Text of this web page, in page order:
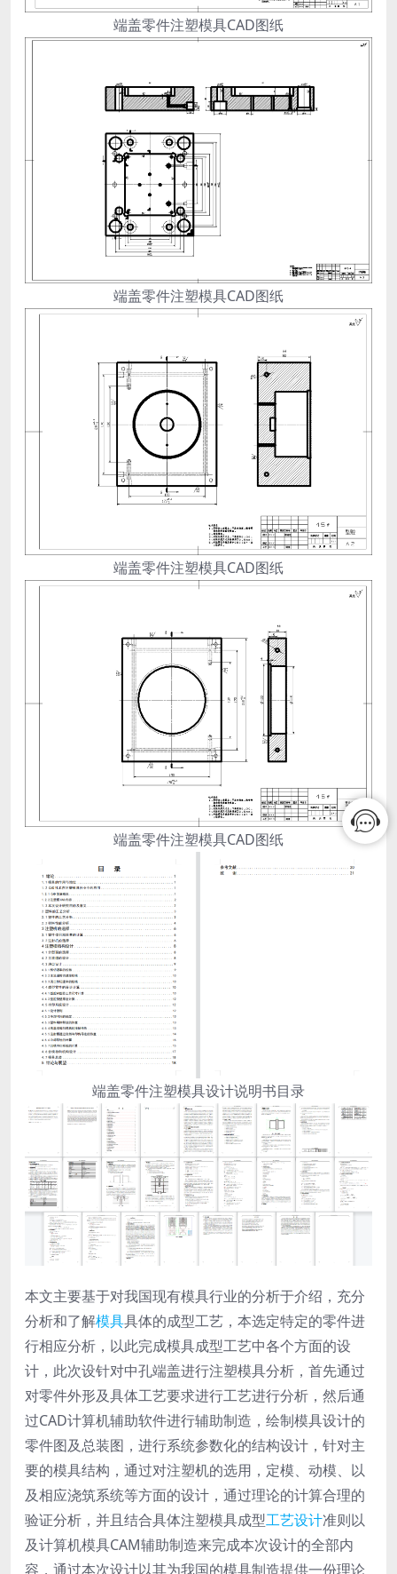
端盖零件注塑模具CAD图纸
端盖零件注塑模具CAD图纸
端盖零件注塑模具CAD图纸
端盖零件注塑模具CAD图纸
端盖零件注塑模具设计说明书目录
本文主要基于对我国现有模具行业的分析于介绍，充分
分析和了解模具具体的成型工艺，本选定特定的零件进
行相应分析，以此完成模具成型工艺中各个方面的设
计，此次设针对中孔端盖进行注塑模具分析，首先通过
对零件外形及具体工艺要求进行工艺进行分析，然后通
过CAD计算机辅助软件进行辅助制造，绘制模具设计的
零件图及总装图，进行系统参数化的结构设计，针对主
要的模具结构，通过对注塑机的选用，定模、动模、以
及相应浇筑系统等方面的设计，通过理论的计算合理的
验证分析，并且结合具体注塑模具成型工艺设计准则以
及计算机模具CAM辅助制造来完成本次设计的全部内
容，通过本次设计以其为我国的模具制造提供一份理论